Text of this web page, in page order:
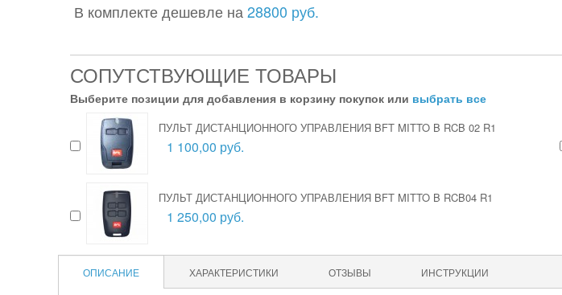
В комплекте дешевле на 28800 руб.
СОПУТСТВУЮЩИЕ ТОВАРЫ
Выберите позиции для добавления в корзину покупок или выбрать все
ПУЛЬТ ДИСТАНЦИОННОГО УПРАВЛЕНИЯ BFT MITTO B RCB 02 R1
1 100,00 руб.
ПУЛЬТ ДИСТАНЦИОННОГО УПРАВЛЕНИЯ BFT MITTO B RCB04 R1
1 250,00 руб.
ОПИСАНИЕ ХАРАКТЕРИСТИКИ ОТЗЫВЫ ИНСТРУКЦИИ